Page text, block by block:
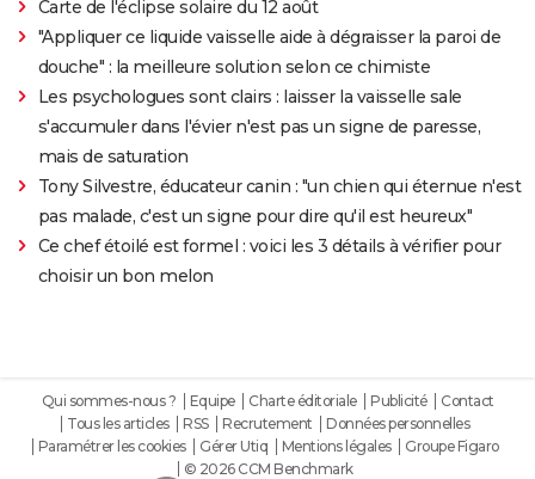
Carte de l'éclipse solaire du 12 août
"Appliquer ce liquide vaisselle aide à dégraisser la paroi de
douche" : la meilleure solution selon ce chimiste
Les psychologues sont clairs : laisser la vaisselle sale
s'accumuler dans l'évier n'est pas un signe de paresse,
mais de saturation
Tony Silvestre, éducateur canin : "un chien qui éternue n'est
pas malade, c'est un signe pour dire qu'il est heureux"
Ce chef étoilé est formel : voici les 3 détails à vérifier pour
choisir un bon melon
Qui sommes-nous ? Equipe Charte éditoriale Publicité
Contact
Tous les articles
RSS Recrutement
Données personnelles
Paramétrer les cookies
Gérer Utiq Mentions légales
Groupe Figaro
© 2026 CCM Benchmark